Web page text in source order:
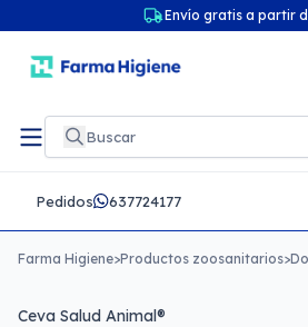
Envío gratis a partir
Pedidos 637724177
Farma Higiene>Productos zoosanitarios>
Ceva Salud Animal®